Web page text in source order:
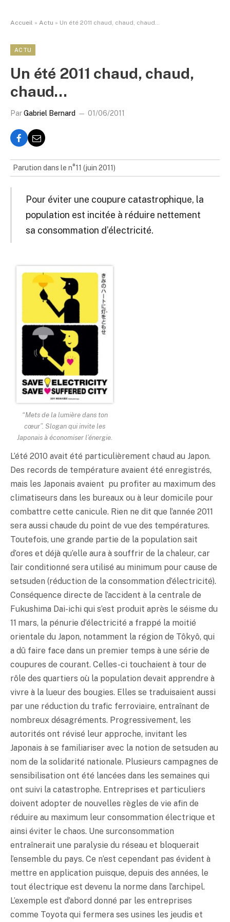
Accueil » Actu » Un été 2011 chaud, chaud, chaud…
ACTU
Un été 2011 chaud, chaud,
chaud…
ParGabriel Bernard 01/06/2011
Parution dans le n°11 (juin 2011)
Pour éviter une coupure catastrophique, la
population est incitée à réduire nettement
sa consommation d’électricité.
“Mets de la lumière dans ton
cœur”. Slogan qui invite les
Japonais à économiser l’énergie.
L’été 2010 avait été particulièrement chaud au Japon.
Des records de température avaient été enregistrés,
mais les Japonais avaient pu profiter au maximum des
climatiseurs dans les bureaux ou à leur domicile pour
combattre cette canicule. Rien ne dit que l’année 2011
sera aussi chaude du point de vue des températures.
Toutefois, une grande partie de la population sait
d’ores et déjà qu’elle aura à souffrir de la chaleur, car
l’air conditionné sera utilisé au minimum pour cause de
setsuden (réduction de la consommation d’électricité).
Conséquence directe de l’accident à la centrale de
Fukushima Dai-ichi qui s’est produit après le séisme du
11 mars, la pénurie d’électricité a frappé la moitié
orientale du Japon, notamment la région de Tôkyô, qui
a dû faire face dans un premier temps à une série de
coupures de courant. Celles-ci touchaient à tour de
rôle des quartiers où la population devait apprendre à
vivre à la lueur des bougies. Elles se traduisaient aussi
par une réduction du trafic ferroviaire, entraînant de
nombreux désagréments. Progressivement, les
autorités ont révisé leur approche, invitant les
Japonais à se familiariser avec la notion de setsuden au
nom de la solidarité nationale. Plusieurs campagnes de
sensibilisation ont été lancées dans les semaines qui
ont suivi la catastrophe. Entreprises et particuliers
doivent adopter de nouvelles règles de vie afin de
réduire au maximum leur consommation électrique et
ainsi éviter le chaos. Une surconsommation
entraînerait une paralysie du réseau et bloquerait
l’ensemble du pays. Ce n’est cependant pas évident à
mettre en application puisque, depuis des années, le
tout électrique est devenu la norme dans l’archipel.
L’exemple est d’abord donné par les entreprises
comme Toyota qui fermera ses usines les jeudis et